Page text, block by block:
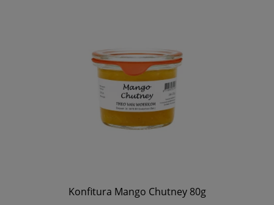
Konfitura Mango Chutney 80g